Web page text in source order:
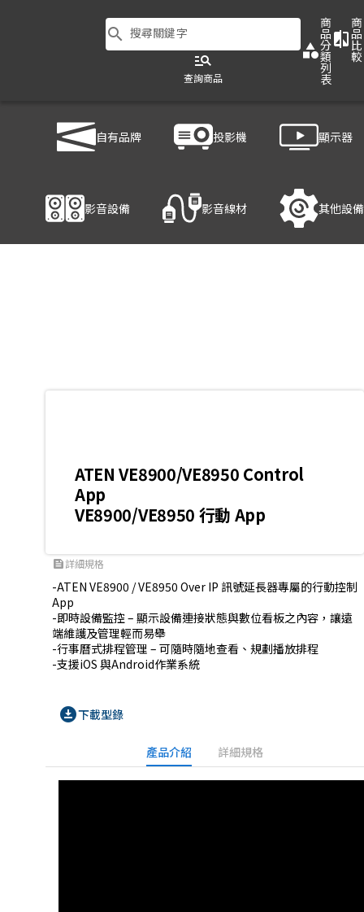
search 搜尋關鍵字
manage_search
查詢商品
category
商
品
分
類
列
表
compare
商
品
比
較
自有品牌 投影機 顯示器
影音設備 影音線材 其他設備
ATEN VE8900/VE8950 Control App
ATEN VE8900/VE8950 Control
App
VE8900/VE8950 行動 App
feed詳細規格
-ATEN VE8900 / VE8950 Over IP 訊號延長器專屬的行動控制
App
-即時設備監控 – 顯示設備連接狀態與數位看板之內容，讓遠
端維護及管理輕而易舉
-行事曆式排程管理 – 可隨時隨地查看、規劃播放排程
download_for_offline下載型錄
產品介紹 詳細規格